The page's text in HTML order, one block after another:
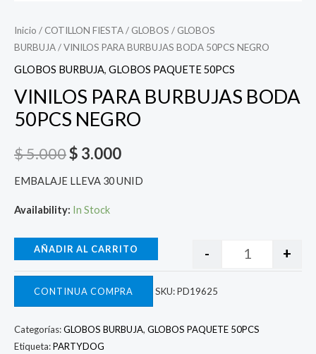
Inicio / COTILLON FIESTA/ GLOBOS / GLOBOS
BURBUJA/ VINILOS PARA BURBUJAS BODA 50PCS NEGRO
GLOBOS BURBUJA, GLOBOS PAQUETE 50PCS
VINILOS PARA BURBUJAS BODA
50PCS NEGRO
$5.000$ 3.000
EMBALAJE LLEVA 30 UNID
Availability: In Stock
- +
AÑADIR AL CARRITO
CONTINUA COMPRA SKU:PD19625
Categorías:GLOBOS BURBUJA, GLOBOS PAQUETE 50PCS
Etiqueta:PARTYDOG